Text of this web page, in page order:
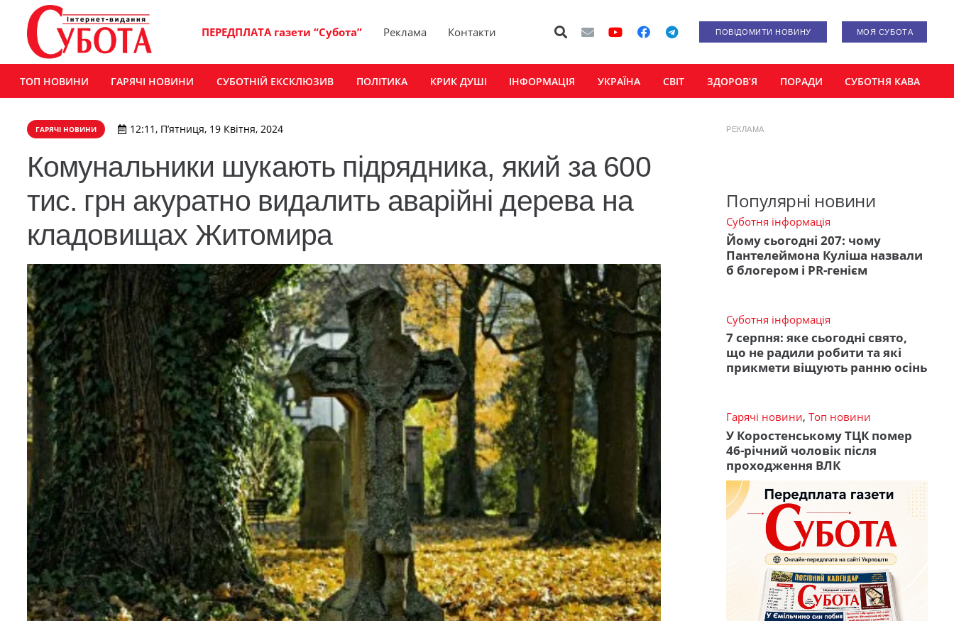
ПЕРЕДПЛАТА газети “Субота” Реклама Контакти ПОВІДОМИТИ НОВИНУ МОЯ СУБОТА
ТОП НОВИНИ ГАРЯЧІ НОВИНИ СУБОТНІЙ ЕКСКЛЮЗИВ ПОЛІТИКА КРИК ДУШІ ІНФОРМАЦІЯ УКРАЇНА СВІТ ЗДОРОВ’Я ПОРАДИ СУБОТНЯ КАВА
ГАРЯЧІ НОВИНИ 12:11, П’ятниця, 19 Квітня, 2024
Комунальники шукають підрядника, який за 600
тис. грн акуратно видалить аварійні дерева на
кладовищах Житомира
РЕКЛАМА
Популярні новини
Суботня інформація
Йому сьогодні 207: чому
Пантелеймона Куліша назвали
б блогером і PR-генієм
Суботня інформація
7 серпня: яке сьогодні свято,
що не радили робити та які
прикмети віщують ранню осінь
Гарячі новини, Топ новини
У Коростенському ТЦК помер
46-річний чоловік після
проходження ВЛК